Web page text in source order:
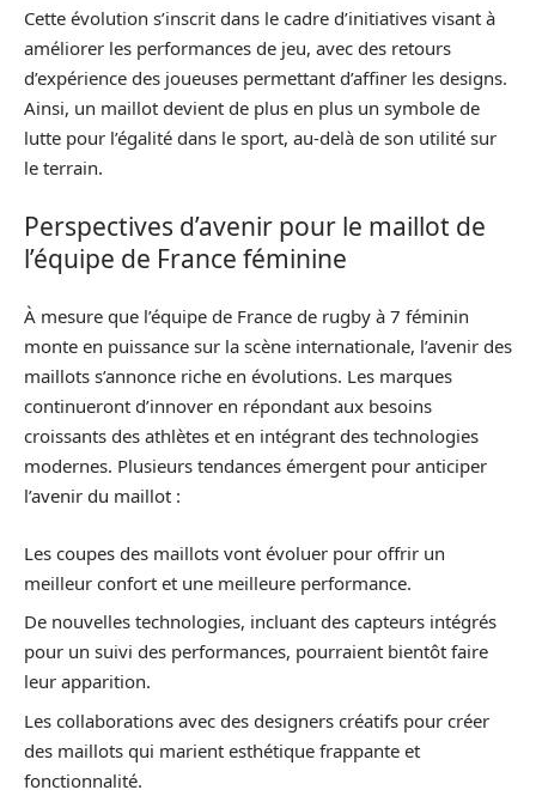
Cette évolution s’inscrit dans le cadre d’initiatives visant à
améliorer les performances de jeu, avec des retours
d’expérience des joueuses permettant d’affiner les designs.
Ainsi, un maillot devient de plus en plus un symbole de
lutte pour l’égalité dans le sport, au-delà de son utilité sur
le terrain.
Perspectives d’avenir pour le maillot de
l’équipe de France féminine
À mesure que l’équipe de France de rugby à 7 féminin
monte en puissance sur la scène internationale, l’avenir des
maillots s’annonce riche en évolutions. Les marques
continueront d’innover en répondant aux besoins
croissants des athlètes et en intégrant des technologies
modernes. Plusieurs tendances émergent pour anticiper
l’avenir du maillot :
Les coupes des maillots vont évoluer pour offrir un
meilleur confort et une meilleure performance.
De nouvelles technologies, incluant des capteurs intégrés
pour un suivi des performances, pourraient bientôt faire
leur apparition.
Les collaborations avec des designers créatifs pour créer
des maillots qui marient esthétique frappante et
fonctionnalité.